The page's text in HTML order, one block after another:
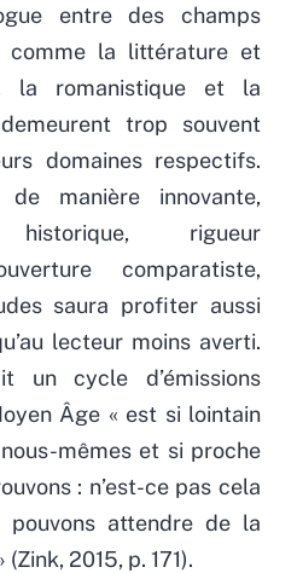
entre des champs
comme la littérature et
la romanistique et la
trop souvent
domaines respectifs.
de manière innovante,
historique, rigueur
comparatiste,
saura profiter aussi
lecteur moins averti.
un cycle d’émissions
Âge « est si lointain
mêmes et si proche
: n’est-ce pas cela
pouvons attendre de la
2015, p. 171).